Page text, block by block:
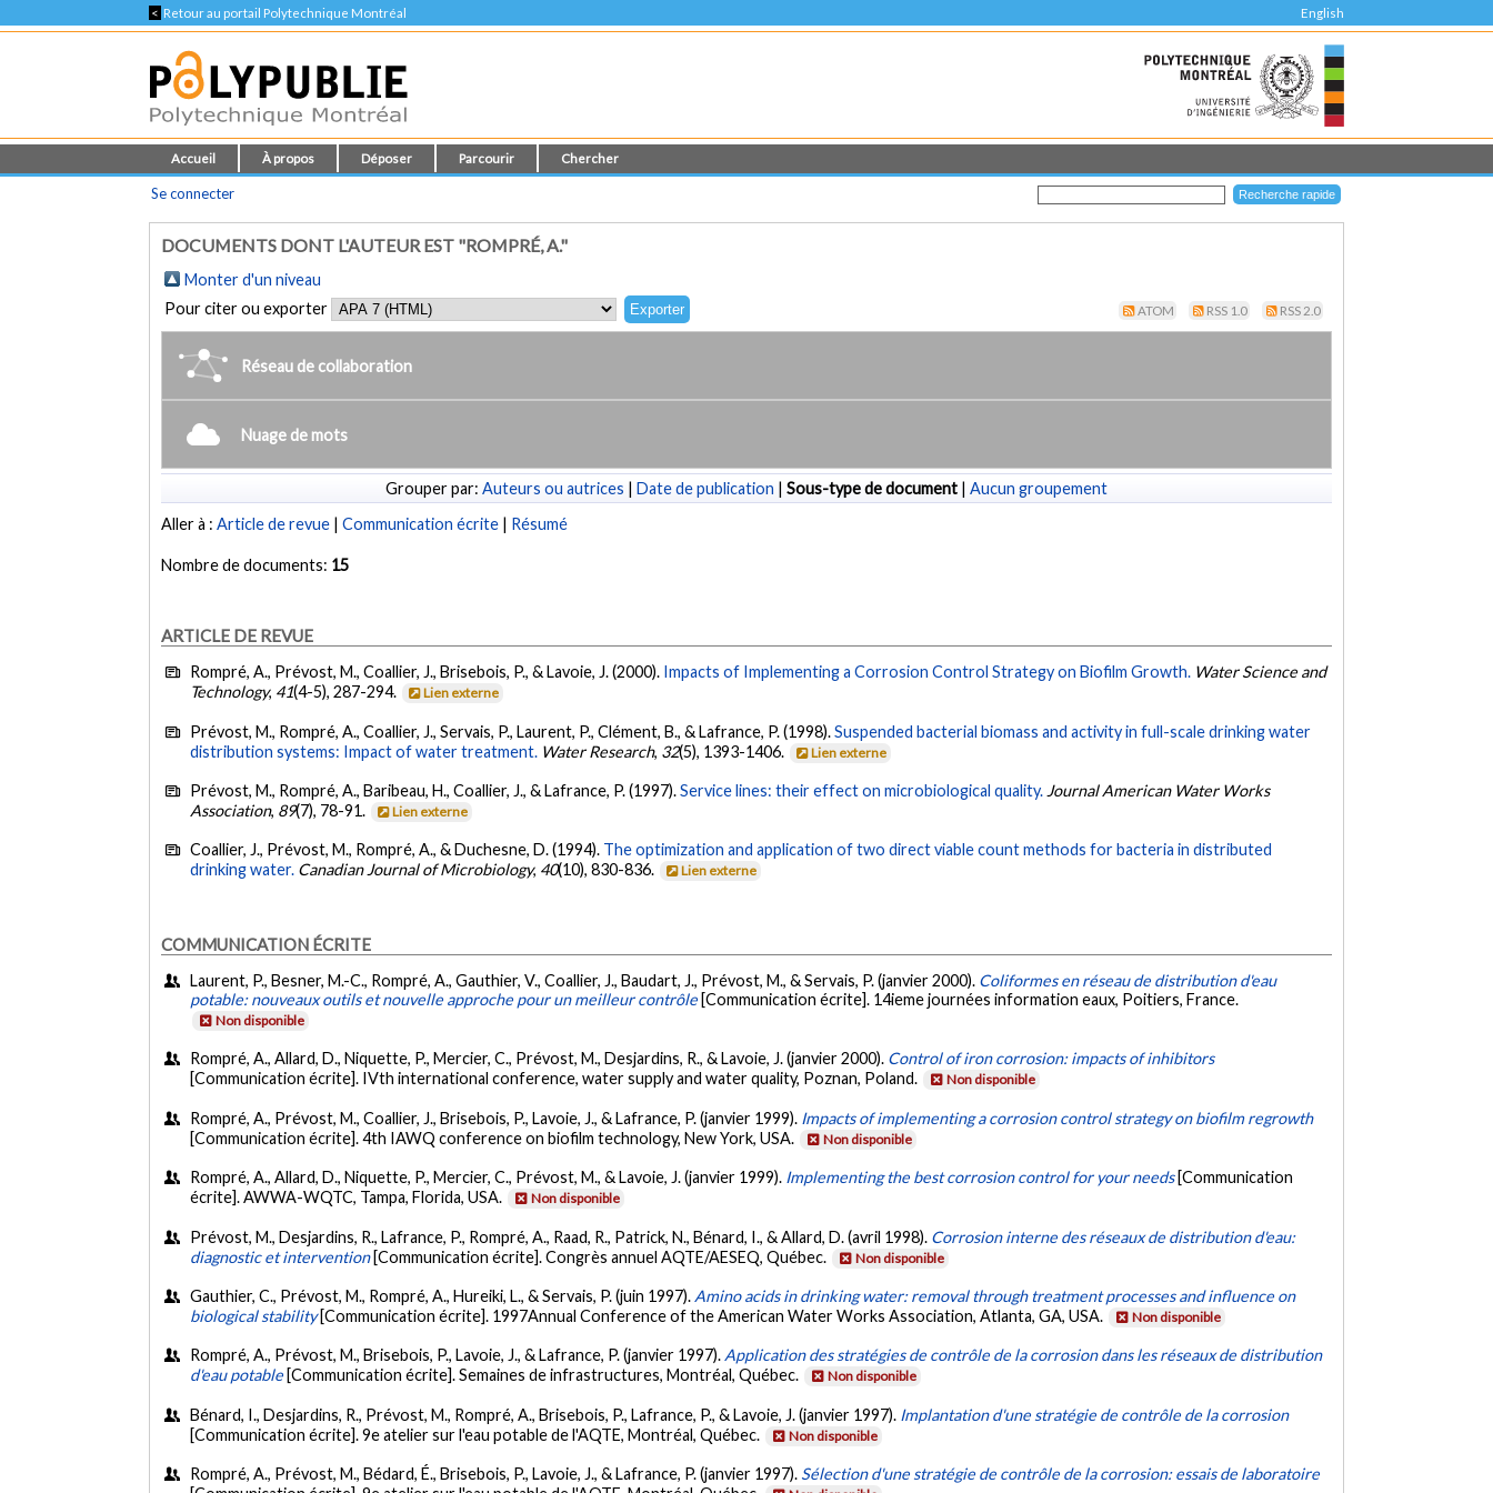
< Retour au portail Polytechnique Montréal English
Accueil À propos Déposer Parcourir Chercher
Se connecter
DOCUMENTS DONT L'AUTEUR EST "ROMPRÉ, A."
Monter d'un niveau
Pour citer ou exporter
ATOM RSS 1.0 RSS 2.0
Réseau de collaboration
Nuage de mots
Grouper par: Auteurs ou autrices | Date de publication | Sous-type de document | Aucun groupement
Aller à :Article de revue |Communication écrite | Résumé
Nombre de documents: 15
ARTICLE DE REVUE
Rompré, A., Prévost, M., Coallier, J., Brisebois, P., & Lavoie, J. (2000). Impacts of Implementing a Corrosion Control Strategy on Biofilm Growth. Water Science and
Technology, 41(4-5), 287-294. Lien externe
Prévost, M., Rompré, A., Coallier, J., Servais, P., Laurent, P., Clément, B., & Lafrance, P. (1998).Suspended bacterial biomass and activity in full-scale drinking water
distribution systems: Impact of water treatment. Water Research, 32(5), 1393-1406. Lien externe
Prévost, M., Rompré, A., Baribeau, H., Coallier, J., & Lafrance, P. (1997).Service lines: their effect on microbiological quality. Journal American Water Works
Association, 89(7), 78-91. Lien externe
Coallier, J., Prévost, M., Rompré, A., & Duchesne, D. (1994). The optimization and application of two direct viable count methods for bacteria in distributed
drinking water. Canadian Journal of Microbiology, 40(10), 830-836. Lien externe
COMMUNICATION ÉCRITE
Laurent, P., Besner, M.-C., Rompré, A., Gauthier, V., Coallier, J., Baudart, J., Prévost, M., & Servais, P. (janvier 2000). Coliformes en réseau de distribution d'eau
potable: nouveaux outils et nouvelle approche pour un meilleur contrôle [Communication écrite]. 14ieme journées information eaux, Poitiers, France.
Non disponible
Rompré, A., Allard, D., Niquette, P., Mercier, C., Prévost, M., Desjardins, R., & Lavoie, J. (janvier 2000). Control of iron corrosion: impacts of inhibitors
[Communication écrite]. IVth international conference, water supply and water quality, Poznan, Poland.
Non disponible
Rompré, A., Prévost, M., Coallier, J., Brisebois, P., Lavoie, J., & Lafrance, P. (janvier 1999). Impacts of implementing a corrosion control strategy on biofilm regrowth
[Communication écrite]. 4th IAWQ conference on biofilm technology, New York, USA.
Non disponible
Rompré, A., Allard, D., Niquette, P., Mercier, C., Prévost, M., & Lavoie, J. (janvier 1999). Implementing the best corrosion control for your needs [Communication
écrite]. AWWA-WQTC, Tampa, Florida, USA.
Non disponible
Prévost, M., Desjardins, R., Lafrance, P., Rompré, A., Raad, R., Patrick, N., Bénard, I., & Allard, D. (avril 1998). Corrosion interne des réseaux de distribution d'eau:
diagnostic et intervention [Communication écrite]. Congrès annuel AQTE/AESEQ, Québec. Non disponible
Gauthier, C., Prévost, M., Rompré, A., Hureiki, L., & Servais, P. (juin 1997). Amino acids in drinking water: removal through treatment processes and influence on
biological stability [Communication écrite]. 1997Annual Conference of the American Water Works Association, Atlanta, GA, USA. Non disponible
Rompré, A., Prévost, M., Brisebois, P., Lavoie, J., & Lafrance, P. (janvier 1997).Application des stratégies de contrôle de la corrosion dans les réseaux de distribution
d'eau potable [Communication écrite]. Semaines de infrastructures, Montréal, Québec. Non disponible
Bénard, I., Desjardins, R., Prévost, M., Rompré, A., Brisebois, P., Lafrance, P., & Lavoie, J. (janvier 1997). Implantation d'une stratégie de contrôle de la corrosion
[Communication écrite]. 9e atelier sur l'eau potable de l'AQTE, Montréal, Québec.
Non disponible
Rompré, A., Prévost, M., Bédard, É., Brisebois, P., Lavoie, J., & Lafrance, P. (janvier 1997). Sélection d'une stratégie de contrôle de la corrosion: essais de laboratoire